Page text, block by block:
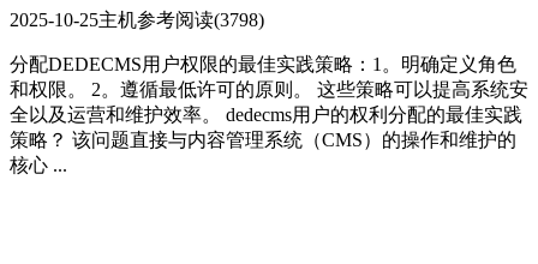
2025-10-25主机参考阅读(3798)
分配DEDECMS用户权限的最佳实践策略：1。明确定义角色
和权限。 2。遵循最低许可的原则。 这些策略可以提高系统安
全以及运营和维护效率。 dedecms用户的权利分配的最佳实践
策略？ 该问题直接与内容管理系统（CMS）的操作和维护的
核心 ...